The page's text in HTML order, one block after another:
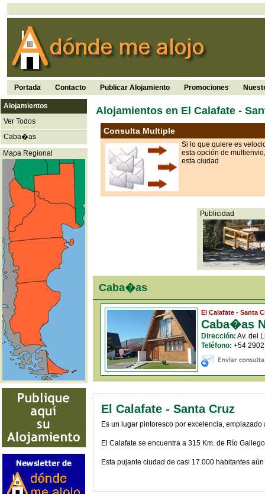
Portada Contacto Publicar Alojamiento Promociones
Alojamientos
Ver Todos
Caba�as
Mapa Regional
Alojamientos en El Calafate -
Consulta Multiple
Si lo que quiere es
esta opción de
esta ciudad
Publicidad
Caba�as
El Calafate - Santa
Caba�as
Dirección: Av. del
Teléfono: +54
El Calafate - Santa Cruz
Es un lugar pintoresco por excelencia,
El Calafate se encuentra a 315 Km. de Río
Esta pujante ciudad de casi 17.000 habitantes